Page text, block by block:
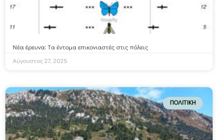
Νέα έρευνα: Τα έντομα επικονιαστές στις πόλεις
Αύγουστος 27, 2025
ΠΟΛΙΤΙΚΉ